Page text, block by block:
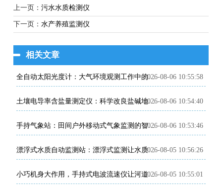
上一页： 污水水质检测仪
下一页： 水产养殖监测仪
相关文章
全自动太阳光度计：大气环境观测工作中的专业智能监测设备
2026-08-06 10:55:58
土壤电导率含盐量测定仪：科学改良盐碱地的田间检测利器
2026-08-06 10:54:40
手持气象站：田间户外移动式气象监测的智能便携装备
2026-08-06 10:53:46
漂浮式水质自动监测站：漂浮式监测让水质变化有据可查
2026-08-05 10:56:26
小巧机身大作用，手持式电波流速仪让河道流速监测精准可控
2026-08-05 10:55:01